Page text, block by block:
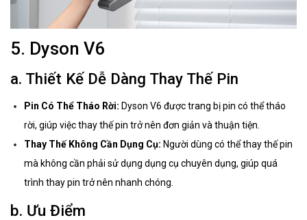
5. Dyson V6
a. Thiết Kế Dễ Dàng Thay Thế Pin
Pin Có Thể Tháo Rời: Dyson V6 được trang bị pin có thể tháo
rời, giúp việc thay thế pin trở nên đơn giản và thuận tiện.
Thay Thế Không Cần Dụng Cụ: Người dùng có thể thay thế pin
mà không cần phải sử dụng dụng cụ chuyên dụng, giúp quá
trình thay pin trở nên nhanh chóng.
b. Ưu Điểm